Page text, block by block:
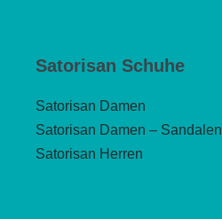
Satorisan Schuhe
Satorisan Damen
Satorisan Damen – Sandalen
Satorisan Herren